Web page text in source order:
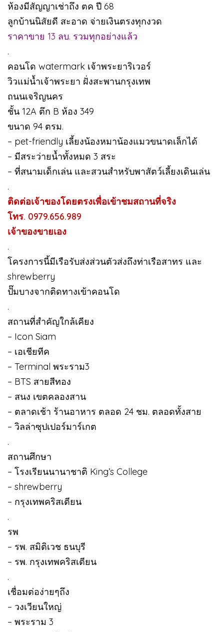
ห้องมีสัญญาเช่าถึง ตค ปี 68
ลูกบ้านนิสัยดี สะอาด จ่ายเงินตรงทุกงวด
ราคาขาย 13 ลบ. รวมทุกอย่างแล้ว
.
คอนโด watermark เจ้าพระยาริเวอร์
วิวแม่น้ำเจ้าพระยา ฝั่งสะพานกรุงเทพ
ถนนเจริญนคร
ชั้น 12A ตึก B ห้อง 349
ขนาด 94 ตรม.
– pet-friendly เลี้ยงน้องหมาน้องแมวขนาดเล็กได้
– มีสระว่ายน้ำทั้งหมด 3 สระ
– ที่สนามเด็กเล่น และสวนสำหรับพาสัตว์เลี้ยงเดินเล่น
.
ติดต่อเจ้าของโดยตรงเพื่อเข้าชมสถานที่จริง
โทร. 0979.656.989
เจ้าของขายเอง
.
โครงการนี้มีเรือรับส่งส่วนตัวส่งถึงท่าเรือสาทร และ
shrewberry
ปั๊มบางจากติดทางเข้าคอนโด
.
สถานที่สำคัญใกล้เคียง
– Icon Siam
– เอเชียทีค
– Terminal พระราม3
– BTS สายสีทอง
– สนง เขตคลองสาน
– ตลาดเช้า ร้านอาหาร ตลอด 24 ชม. ตลอดทั้งสาย
– วิลล่าซุปเปอร์มาร์เกต
.
สถานศึกษา
– โรงเรียนนานาชาติ King’s College
– shrewberry
– กรุงเทพคริสเตียน
.
รพ
– รพ. สมิติเวช ธนบุรี
– รพ. กรุงเทพคริสเตียน
.
เชื่อมต่อง่ายๆถึง
– วงเวียนใหญ่
– พระราม 3